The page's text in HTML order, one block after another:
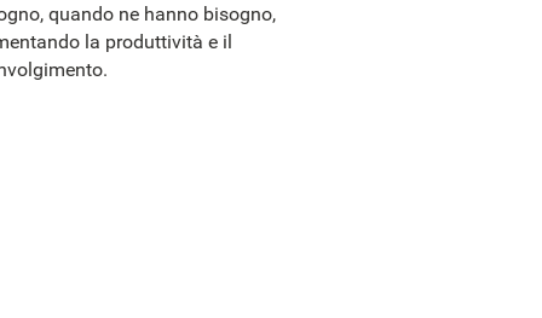
quando ne hanno bisogno,
la produttività e il